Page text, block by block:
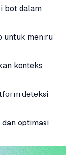
bot dalam
untuk meniru
konteks
deteksi
optimasi